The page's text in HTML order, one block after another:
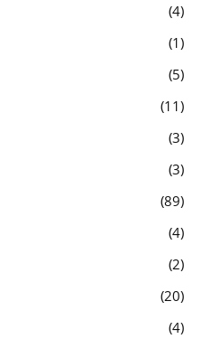
4
1
5
11
3
3
89
4
2
20
4